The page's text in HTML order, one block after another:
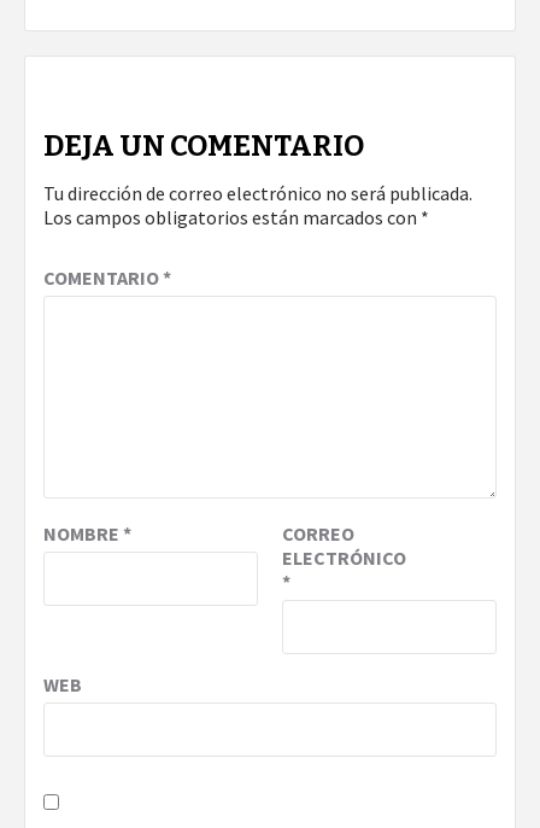
DEJA UN COMENTARIO
Tu dirección de correo electrónico no será publicada.
Los campos obligatorios están marcados con *
COMENTARIO*
NOMBRE *
CORREO
ELECTRÓNICO
*
WEB